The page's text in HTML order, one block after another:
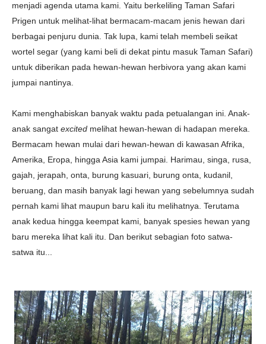
menjadi agenda utama kami. Yaitu berkeliling Taman Safari
Prigen untuk melihat-lihat bermacam-macam jenis hewan dari
berbagai penjuru dunia. Tak lupa, kami telah membeli seikat
wortel segar (yang kami beli di dekat pintu masuk Taman Safari)
untuk diberikan pada hewan-hewan herbivora yang akan kami
jumpai nantinya.
Kami menghabiskan banyak waktu pada petualangan ini. Anak-
anak sangat excited melihat hewan-hewan di hadapan mereka.
Bermacam hewan mulai dari hewan-hewan di kawasan Afrika,
Amerika, Eropa, hingga Asia kami jumpai. Harimau, singa, rusa,
gajah, jerapah, onta, burung kasuari, burung onta, kudanil,
beruang, dan masih banyak lagi hewan yang sebelumnya sudah
pernah kami lihat maupun baru kali itu melihatnya. Terutama
anak kedua hingga keempat kami, banyak spesies hewan yang
baru mereka lihat kali itu. Dan berikut sebagian foto satwa-
satwa itu...